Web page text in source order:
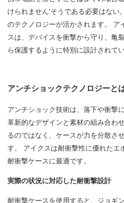
けられません’そうである必要はな
のテクノロジーが活かされます。 ア
スは、デバイスを衝撃から守り、亀
ら保護するように特別に設計されてい
アンチショックテクノロジーと
アンチショック技術は、落下や衝撃
革新的なデザインと素材の組み合わ
るのではなく、ケースが力を分散さ
す。 アイクスは耐衝撃性に優れたエ
耐衝撃ケースに最適です。
実際の状況に対応した耐衝撃設計
耐衝撃ケースを使用すると、ジョギ